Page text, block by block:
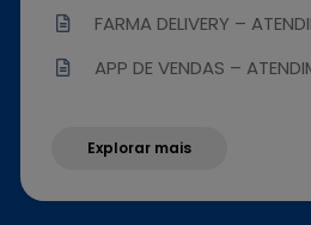
FARMA DELIVERY –
APP DE VENDAS –
Explorar mais